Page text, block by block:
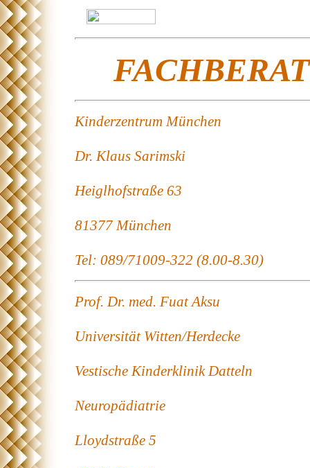
Kinderzentrum München
Dr. Klaus Sarimski
Heiglhofstraße 63
81377 München
Tel: 089/71009-322 (8.00-8.30)
Prof. Dr. med. Fuat Aksu
Universität Witten/Herdecke
Vestische Kinderklinik Datteln
Neuropädiatrie
Lloydstraße 5